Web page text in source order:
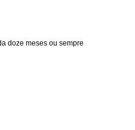
doze meses ou sempre